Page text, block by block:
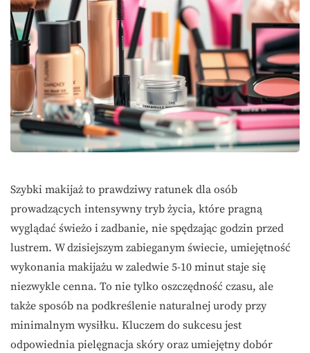
Szybki makijaż to prawdziwy ratunek dla osób
prowadzących intensywny tryb życia, które pragną
wyglądać świeżo i zadbanie, nie spędzając godzin przed
lustrem. W dzisiejszym zabieganym świecie, umiejętność
wykonania makijażu w zaledwie 5-10 minut staje się
niezwykle cenna. To nie tylko oszczędność czasu, ale
także sposób na podkreślenie naturalnej urody przy
minimalnym wysiłku. Kluczem do sukcesu jest
odpowiednia pielęgnacja skóry oraz umiejętny dobór